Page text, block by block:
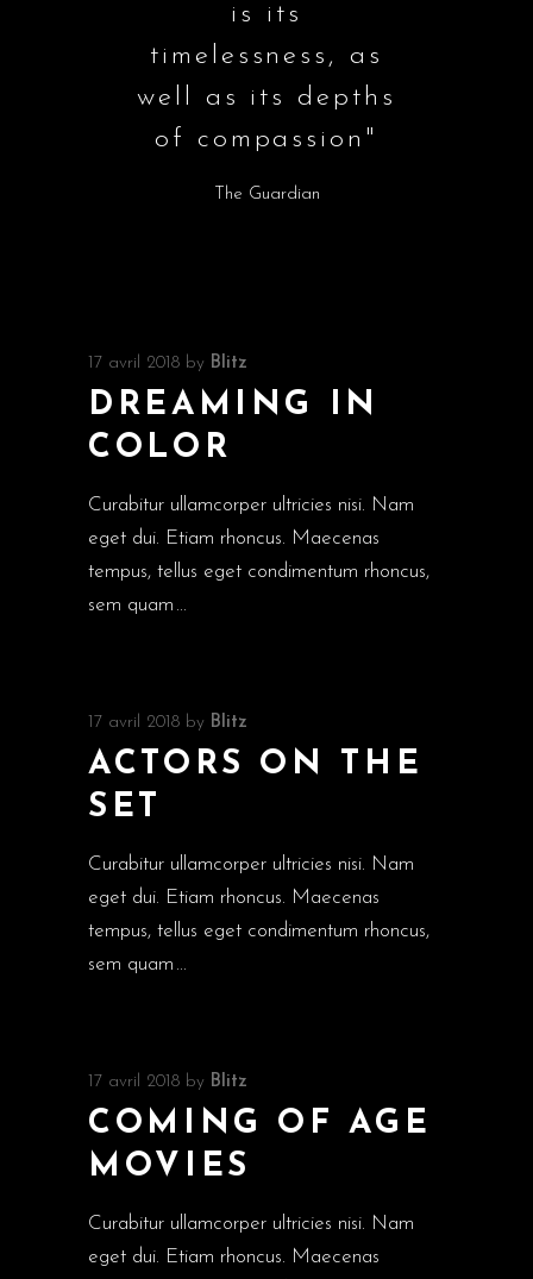
is its
timelessness, as
well as its depths
of compassion"
The Guardian
17 avril 2018 by Blitz
DREAMING IN
COLOR
Curabitur ullamcorper ultricies nisi. Nam
eget dui. Etiam rhoncus. Maecenas
tempus, tellus eget condimentum rhoncus,
sem quam
17 avril 2018 by Blitz
ACTORS ON THE
SET
Curabitur ullamcorper ultricies nisi. Nam
eget dui. Etiam rhoncus. Maecenas
tempus, tellus eget condimentum rhoncus,
sem quam
17 avril 2018 by Blitz
COMING OF AGE
MOVIES
Curabitur ullamcorper ultricies nisi. Nam
eget dui. Etiam rhoncus. Maecenas